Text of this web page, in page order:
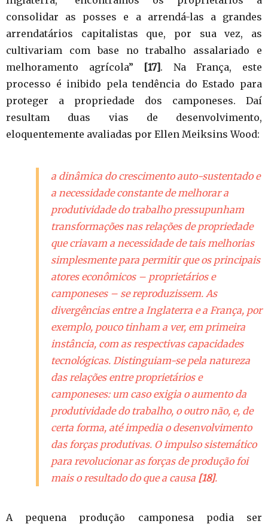
consolidar as posses e a arrendá-las a grandes
arrendatários capitalistas que, por sua vez, as
cultivariam com base no trabalho assalariado e
melhoramento agrícola” [17]. Na França, este
processo é inibido pela tendência do Estado para
proteger a propriedade dos camponeses. Daí
resultam duas vias de desenvolvimento,
eloquentemente avaliadas por Ellen Meiksins Wood:
a dinâmica do crescimento auto-sustentado e
a necessidade constante de melhorar a
produtividade do trabalho pressupunham
transformações nas relações de propriedade
que criavam a necessidade de tais melhorias
simplesmente para permitir que os principais
atores econômicos – proprietários e
camponeses – se reproduzissem. As
divergências entre a Inglaterra e a França, por
exemplo, pouco tinham a ver, em primeira
instância, com as respectivas capacidades
tecnológicas. Distinguiam-se pela natureza
das relações entre proprietários e
camponeses: um caso exigia o aumento da
produtividade do trabalho, o outro não, e, de
certa forma, até impedia o desenvolvimento
das forças produtivas. O impulso sistemático
para revolucionar as forças de produção foi
mais o resultado do que a causa [18].
A pequena produção camponesa podia ser